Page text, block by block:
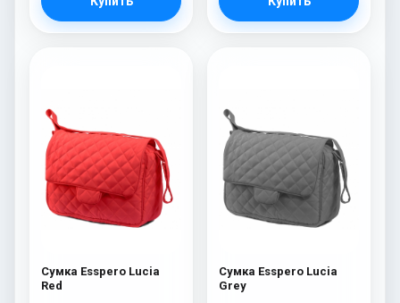
Сумка Esspero Lucia
Red
Сумка Esspero Lucia
Grey